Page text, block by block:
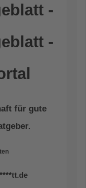
-
-
für gute
tt.de